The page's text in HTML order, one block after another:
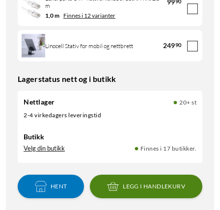
m
99
1,0 m Finnes i 12 varianter
Linocell Stativ for mobil og nettbrett 24990
Lagerstatus nett og i butikk
Nettlager
20+ st
2-4 virkedagers leveringstid
Butikk
Velg din butikk Finnes i 17 butikker.
HENT LEGG I HANDLEKURV